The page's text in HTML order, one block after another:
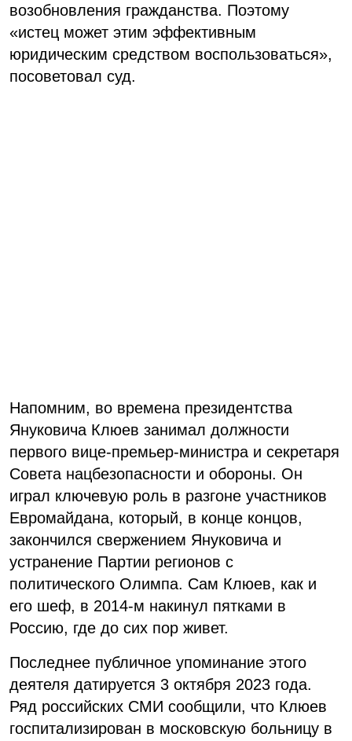
возобновления гражданства. Поэтому
«истец может этим эффективным
юридическим средством воспользоваться»,
посоветовал суд.
Напомним, во времена президентства
Януковича Клюев занимал должности
первого вице-премьер-министра и секретаря
Совета нацбезопасности и обороны. Он
играл ключевую роль в разгоне участников
Евромайдана, который, в конце концов,
закончился свержением Януковича и
устранение Партии регионов с
политического Олимпа. Сам Клюев, как и
его шеф, в 2014-м накинул пятками в
Россию, где до сих пор живет.
Последнее публичное упоминание этого
деятеля датируется 3 октября 2023 года.
Ряд российских СМИ сообщили, что Клюев
госпитализирован в московскую больницу в